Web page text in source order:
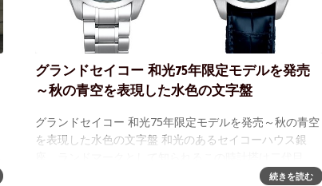
グランドセイコー 和光75年限定モデルを発売
～秋の青空を表現した水色の文字盤
グランドセイコー 和光75年限定モデルを発売～秋の青空
を表現した水色の文字盤 和光のあるセイコーハウス銀
で、1932年に竣工されました。今年2022年はその竣工か
続きを読む